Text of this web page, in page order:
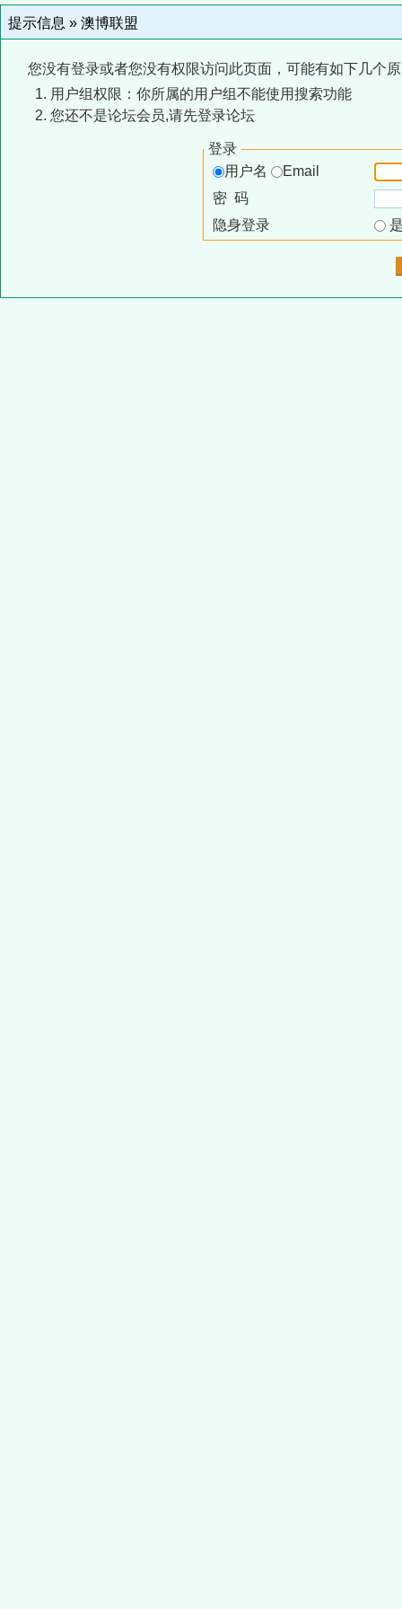
提示信息 » 澳博联盟
您没有登录或者您没有权限访问此页面，可能有如下几个
用户组权限：你所属的用户组不能使用搜索功能
您还不是论坛会员,请先登录论坛
登录
用户名
Email
密 码
隐身登录